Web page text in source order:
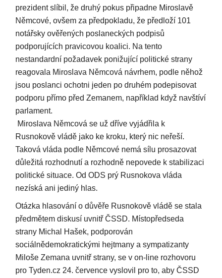
prezident slíbil, že druhý pokus připadne Miroslavě
Němcové, ovšem za předpokladu, že předloží 101
notářsky ověřených poslaneckých podpisů
podporujících pravicovou koalici. Na tento
nestandardní požadavek ponižující politické strany
reagovala Miroslava Němcová návrhem, podle něhož
jsou poslanci ochotni jeden po druhém podepisovat
podporu přímo před Zemanem, například když navštíví
parlament.
Miroslava Němcová se už dříve vyjádřila k
Rusnokově vládě jako ke kroku, který nic neřeší.
Taková vláda podle Němcové nemá sílu prosazovat
důležitá rozhodnutí a rozhodně nepovede k stabilizaci
politické situace. Od ODS prý Rusnokova vláda
nezíská ani jediný hlas.
Otázka hlasování o důvěře Rusnokově vládě se stala
předmětem diskusí uvnitř ČSSD. Místopředseda
strany Michal Hašek, podporován
sociálnědemokratickými hejtmany a sympatizanty
Miloše Zemana uvnitř strany, se v on-line rozhovoru
pro Tyden.cz 24. července vyslovil pro to, aby ČSSD